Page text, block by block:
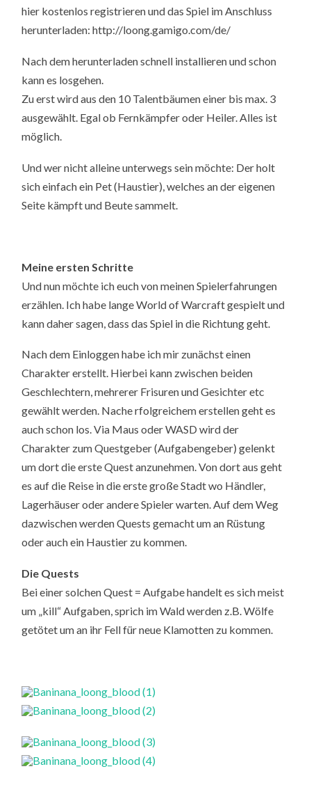
hier kostenlos registrieren und das Spiel im Anschluss
herunterladen: http://loong.gamigo.com/de/
Nach dem herunterladen schnell installieren und schon
kann es losgehen.
Zu erst wird aus den 10 Talentbäumen einer bis max. 3
ausgewählt. Egal ob Fernkämpfer oder Heiler. Alles ist
möglich.
Und wer nicht alleine unterwegs sein möchte: Der holt
sich einfach ein Pet (Haustier), welches an der eigenen
Seite kämpft und Beute sammelt.
Meine ersten Schritte
Und nun möchte ich euch von meinen Spielerfahrungen
erzählen. Ich habe lange World of Warcraft gespielt und
kann daher sagen, dass das Spiel in die Richtung geht.
Nach dem Einloggen habe ich mir zunächst einen
Charakter erstellt. Hierbei kann zwischen beiden
Geschlechtern, mehrerer Frisuren und Gesichter etc
gewählt werden. Nache rfolgreichem erstellen geht es
auch schon los. Via Maus oder WASD wird der
Charakter zum Questgeber (Aufgabengeber) gelenkt
um dort die erste Quest anzunehmen. Von dort aus geht
es auf die Reise in die erste große Stadt wo Händler,
Lagerhäuser oder andere Spieler warten. Auf dem Weg
dazwischen werden Quests gemacht um an Rüstung
oder auch ein Haustier zu kommen.
Die Quests
Bei einer solchen Quest = Aufgabe handelt es sich meist
um „kill“ Aufgaben, sprich im Wald werden z.B. Wölfe
getötet um an ihr Fell für neue Klamotten zu kommen.